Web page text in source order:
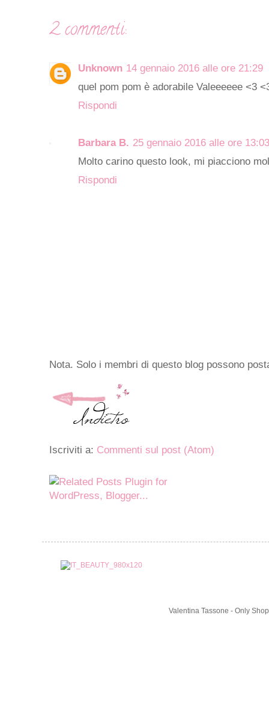
2 commenti:
Unknown 14 gennaio 2016 alle ore 21:29
quel pom pom è adorabile Valeeeeee <3
Rispondi
Barbara B. 25 gennaio 2016 alle ore 13:03
Molto carino questo look, mi piacciono
Rispondi
Nota. Solo i membri di questo blog possono
Iscriviti a: Commenti sul post (Atom)
Valentina Tassone - Only